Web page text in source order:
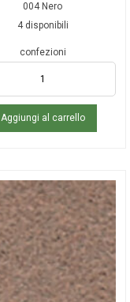
004 Nero
4 disponibili
confezioni
Aggiungi al carrello